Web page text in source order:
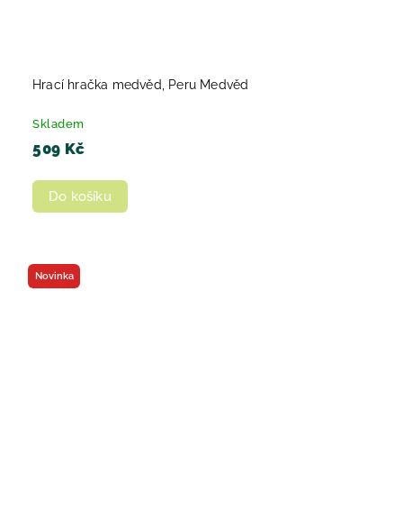
Hrací hračka medvěd, Peru Medvěd
Skladem
509 Kč
Do košíku
Novinka